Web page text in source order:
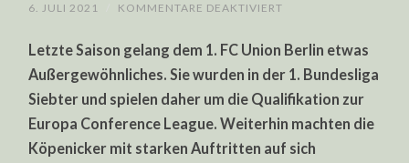
6. JULI 2021 KOMMENTARE DEAKTIVIERT
UNION
TRANSFERS,
&
SPIELPLAN
2021/22
Letzte Saison gelang dem 1. FC Union Berlin etwas
Außergewöhnliches. Sie wurden in der 1. Bundesliga
Siebter und spielen daher um die Qualifikation zur
Europa Conference League. Weiterhin machten die
Köpenicker mit starken Auftritten auf sich